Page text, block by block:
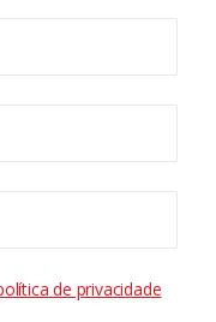
de privacidade